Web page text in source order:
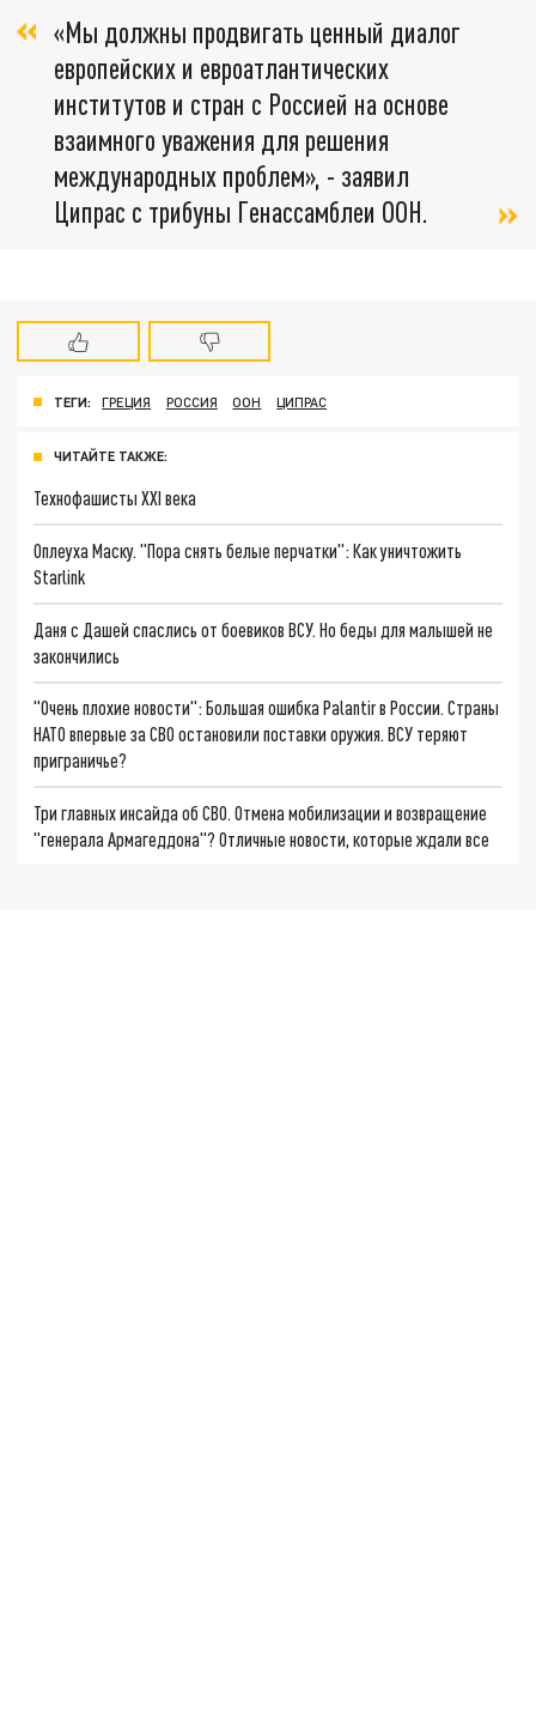
«Мы должны продвигать ценный диалог
европейских и евроатлантических
институтов и стран с Россией на основе
взаимного уважения для решения
международных проблем», - заявил
Ципрас с трибуны Генассамблеи ООН.
ТЕГИ: ГРЕЦИЯ РОССИЯ ООН ЦИПРАС
ЧИТАЙТЕ ТАКЖЕ:
Технофашисты XXI века
Оплеуха Маску. "Пора снять белые перчатки": Как уничтожить
Starlink
Даня с Дашей спаслись от боевиков ВСУ. Но беды для малышей не
закончились
"Очень плохие новости": Большая ошибка Palantir в России. Страны
НАТО впервые за СВО остановили поставки оружия. ВСУ теряют
приграничье?
Три главных инсайда об СВО. Отмена мобилизации и возвращение
"генерала Армагеддона"? Отличные новости, которые ждали все